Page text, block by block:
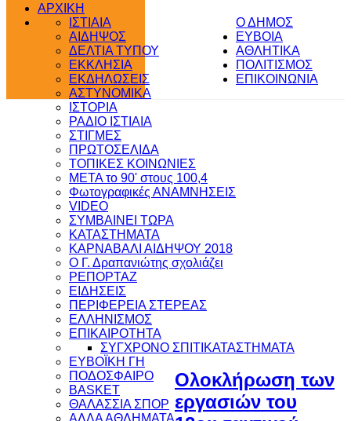
ΑΡΧΙΚΗ
Ο ΔΗΜΟΣ
ΙΣΤΙΑΙΑ
ΑΙΔΗΨΟΣ
ΔΕΛΤΙΑ ΤΥΠΟΥ
ΕΚΚΛΗΣΙΑ
ΕΚΔΗΛΩΣΕΙΣ
ΑΣΤΥΝΟΜΙΚΑ
ΙΣΤΟΡΙΑ
ΡΑΔΙΟ ΙΣΤΙΑΙΑ
ΣΤΙΓΜΕΣ
ΠΡΩΤΟΣΕΛΙΔΑ
ΤΟΠΙΚΕΣ ΚΟΙΝΩΝΙΕΣ
ΜΕΤΑ το 90' στους 100,4
Φωτογραφικές ΑΝΑΜΝΗΣΕΙΣ
VIDEO
ΣΥΜΒΑΙΝΕΙ ΤΩΡΑ
ΚΑΤΑΣΤΗΜΑΤΑ
ΚΑΡΝΑΒΑΛΙ ΑΙΔΗΨΟΥ 2018
Ο Γ. Δραπανιώτης σχολιάζει
ΡΕΠΟΡΤΑΖ
ΕΥΒΟΙΑ
ΕΙΔΗΣΕΙΣ
ΠΕΡΙΦΕΡΕΙΑ ΣΤΕΡΕΑΣ
ΕΛΛΗΝΙΣΜΟΣ
ΕΠΙΚΑΙΡΟΤΗΤΑ
ΚΑΤΑΣΤΗΜΑΤΑ
ΣΥΓΧΡΟΝΟ ΣΠΙΤΙ
ΕΥΒΟΪΚΗ ΓΗ
ΑΘΛΗΤΙΚΑ
ΠΟΔΟΣΦΑΙΡΟ
BASKET
ΘΑΛΑΣΣΙΑ ΣΠΟΡ
ΑΛΛΑ ΑΘΛΗΜΑΤΑ
ΠΟΛΙΤΙΣΜΟΣ
ΕΠΙΚΟΙΝΩΝΙΑ
Ολοκλήρωση των
εργασιών του